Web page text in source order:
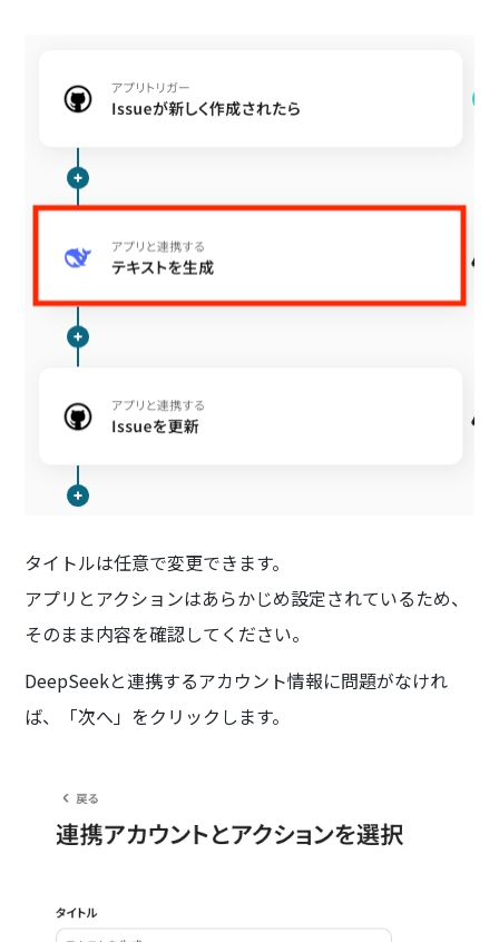
タイトルは任意で変更できます。
アプリとアクションはあらかじめ設定されているため、
そのまま内容を確認してください。
DeepSeekと連携するアカウント情報に問題がなけれ
ば、「次へ」をクリックします。